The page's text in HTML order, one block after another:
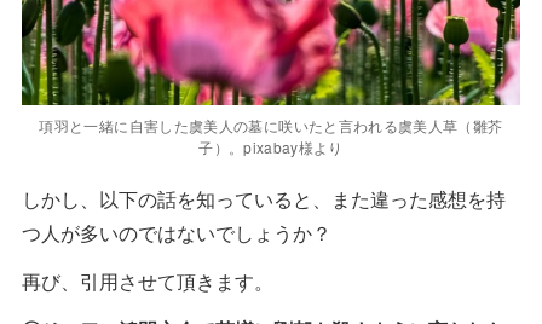
項羽と一緒に自害した虞美人の墓に咲いたと言われる虞美人草（雛芥
子）。pixabay様より
しかし、以下の話を知っていると、また違った感想を持
つ人が多いのではないでしょうか？
再び、引用させて頂きます。